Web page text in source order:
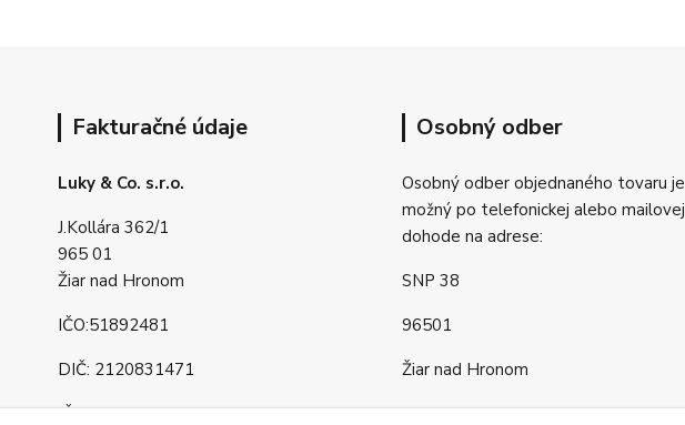
Fakturačné údaje
Luky & Co. s.r.o.
J.Kollára 362/1
965 01
Žiar nad Hronom
IČO:51892481
DIČ: 2120831471
IČ DPH: SK2120831471
Osobný odber
Osobný odber objednaného tovaru je
možný po telefonickej alebo mailovej
dohode na adrese:
SNP 38
96501
Žiar nad Hronom